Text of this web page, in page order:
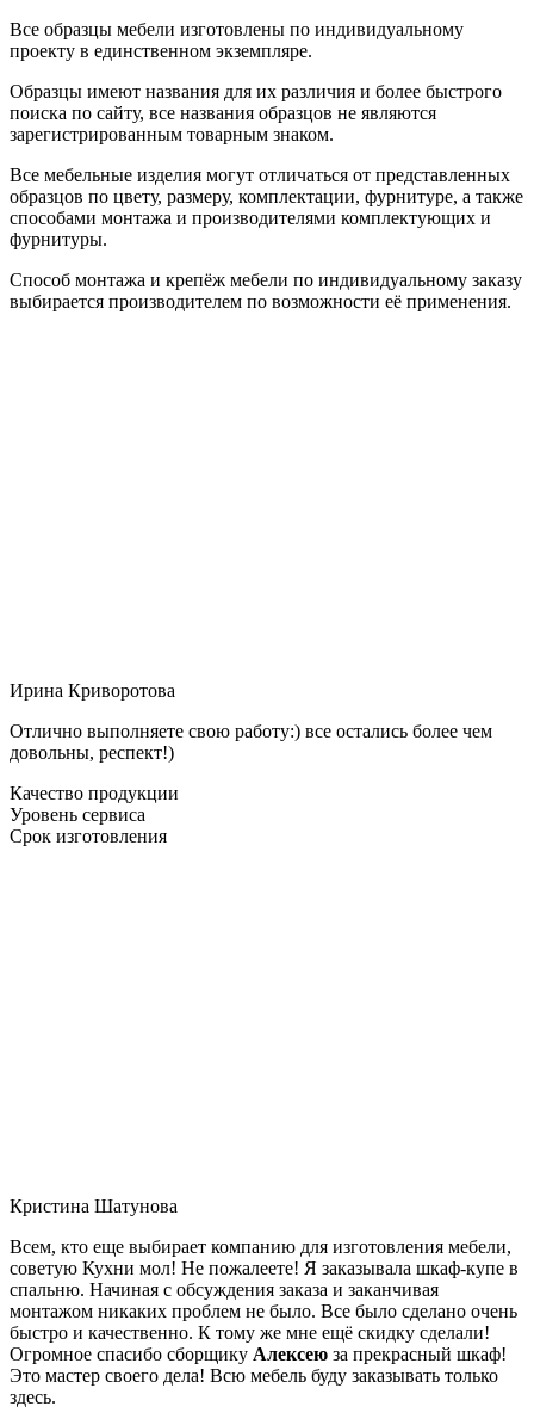
Все образцы мебели изготовлены по индивидуальному
проекту в единственном экземпляре.
Образцы имеют названия для их различия и более быстрого
поиска по сайту, все названия образцов не являются
зарегистрированным товарным знаком.
Все мебельные изделия могут отличаться от представленных
образцов по цвету, размеру, комплектации, фурнитуре, а также
способами монтажа и производителями комплектующих и
фурнитуры.
Способ монтажа и крепёж мебели по индивидуальному заказу
выбирается производителем по возможности её применения.
Ирина Криворотова
Отлично выполняете свою работу:) все остались более чем
довольны, респект!)
Качество продукции
Уровень сервиса
Срок изготовления
Кристина Шатунова
Всем, кто еще выбирает компанию для изготовления мебели,
советую Кухни мол! Не пожалеете! Я заказывала шкаф-купе в
спальню. Начиная с обсуждения заказа и заканчивая
монтажом никаких проблем не было. Все было сделано очень
быстро и качественно. К тому же мне ещё скидку сделали!
Огромное спасибо сборщику Алексею за прекрасный шкаф!
Это мастер своего дела! Всю мебель буду заказывать только
здесь.